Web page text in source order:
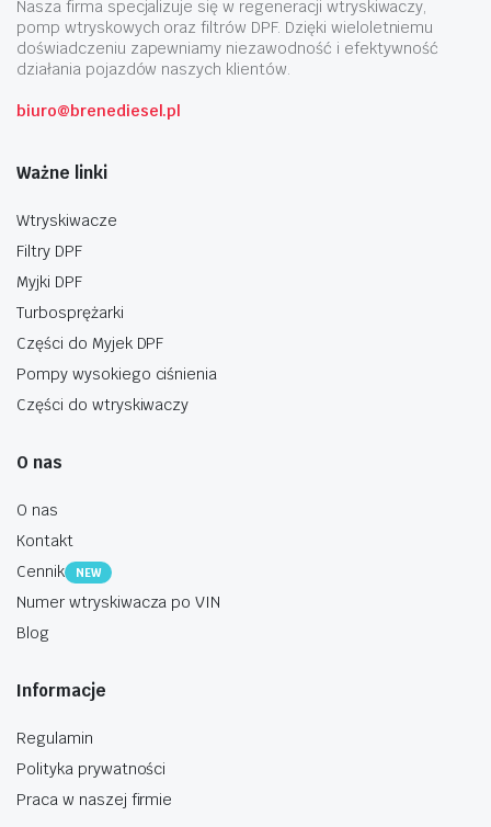
Nasza firma specjalizuje się w regeneracji wtryskiwaczy,
pomp wtryskowych oraz filtrów DPF. Dzięki wieloletniemu
doświadczeniu zapewniamy niezawodność i efektywność
działania pojazdów naszych klientów.
biuro@brenediesel.pl
Ważne linki
Wtryskiwacze
Filtry DPF
Myjki DPF
Turbosprężarki
Części do Myjek DPF
Pompy wysokiego ciśnienia
Części do wtryskiwaczy
O nas
O nas
Kontakt
Cennik
NEW
Numer wtryskiwacza po VIN
Blog
Informacje
Regulamin
Polityka prywatności
Praca w naszej firmie